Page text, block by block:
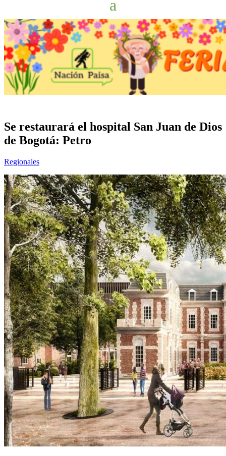
Se restaurará el hospital San Juan de Dios
de Bogotá: Petro
Regionales